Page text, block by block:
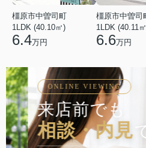
橿原市中曽司町
1LDK (40.10㎡)
6.4万円
橿原市中曽司
1LDK (40.11
6.6万円
ONLINE VIEWING
来店前でも
相談・内見で